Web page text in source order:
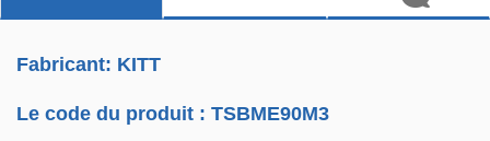
Fabricant: KITT
Le code du produit :TSBME90M3